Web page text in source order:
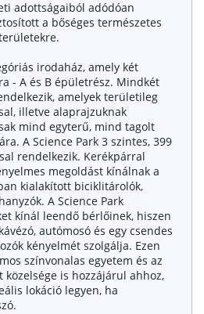
adottságaiból adódóan
a bőséges természetes
irodaház, amely két
- A és B épületrész. Mindkét
amelyek területileg
illetve alaprajzuknak
mind egyterű, mind tagolt
A Science Park 3 szintes, 399
rendelkezik. Kerékpárral
megoldást kínálnak a
kialakított biciklitárolók,
A Science Park
kínál leendő bérlőinek, hiszen
autómosó és egy csendes
kényelmét szolgálja. Ezen
színvonalas egyetem és az
közelsége is hozzájárul ahhoz,
lokáció legyen, ha